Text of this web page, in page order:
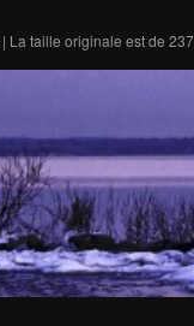
| La taille originale est de